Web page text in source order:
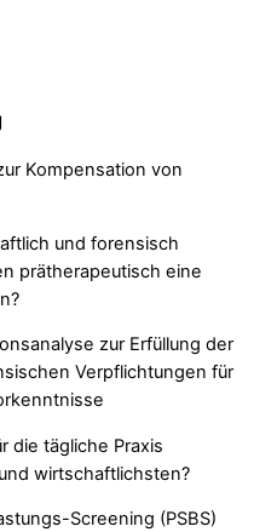
Kompensation von
und forensisch
prätherapeutisch eine
zur Erfüllung der
Verpflichtungen für
die tägliche Praxis
wirtschaftlichsten?
Screening (PSBS)